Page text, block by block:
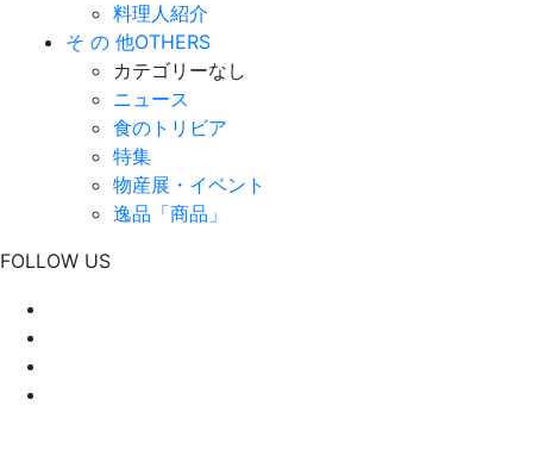
料理人紹介
そ の 他OTHERS
カテゴリーなし
ニュース
食のトリビア
特集
物産展・イベント
逸品「商品」
FOLLOW US